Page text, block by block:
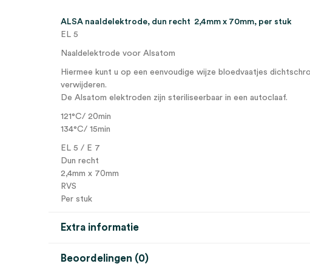
ALSA naaldelektrode, dun recht 2,4mm x 70mm, per stuk
EL 5
Naaldelektrode voor Alsatom
Hiermee kunt u op een eenvoudige wijze bloedvaatjes
verwijderen.
De Alsatom elektroden zijn steriliseerbaar in een autoclaaf.
121°C/ 20min
134°C/ 15min
EL 5 / E 7
Dun recht
2,4mm x 70mm
RVS
Per stuk
Extra informatie
Beoordelingen (0)